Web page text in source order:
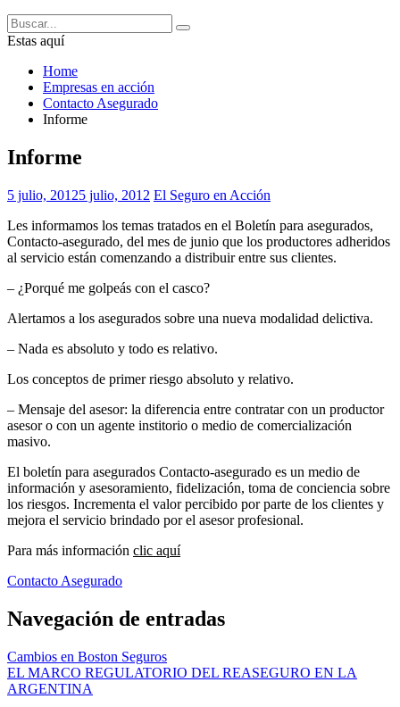
Estas aquí
Home
Empresas en acción
Contacto Asegurado
Informe
Informe
5 julio, 20125 julio, 2012 El Seguro en Acción
Les informamos los temas tratados en el Boletín para asegurados,
Contacto-asegurado, del mes de junio que los productores adheridos
al servicio están comenzando a distribuir entre sus clientes.
– ¿Porqué me golpeás con el casco?
Alertamos a los asegurados sobre una nueva modalidad delictiva.
– Nada es absoluto y todo es relativo.
Los conceptos de primer riesgo absoluto y relativo.
– Mensaje del asesor: la diferencia entre contratar con un productor
asesor o con un agente institorio o medio de comercialización
masivo.
El boletín para asegurados Contacto-asegurado es un medio de
información y asesoramiento, fidelización, toma de conciencia sobre
los riesgos. Incrementa el valor percibido por parte de los clientes y
mejora el servicio brindado por el asesor profesional.
Para más información clic aquí
Contacto Asegurado
Navegación de entradas
Cambios en Boston Seguros
EL MARCO REGULATORIO DEL REASEGURO EN LA
ARGENTINA